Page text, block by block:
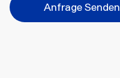
Bitte wählen...
Anfrage Senden